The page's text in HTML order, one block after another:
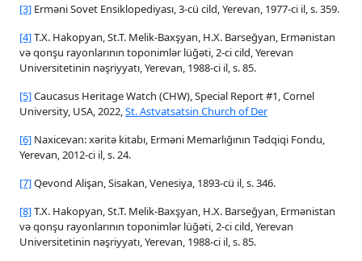
[3] Erməni Sovet Ensiklopediyası, 3-cü cild, Yerevan, 1977-ci il, s. 359.
[4]T.X. Hakopyan, St.T. Melik-Baxşyan, H.X. Barseğyan, Ermənistan
və qonşu rayonlarının toponimlər lüğəti, 2-ci cild, Yerevan
Universitetinin nəşriyyatı, Yerevan, 1988-ci il, s. 85.
[5]Caucasus Heritage Watch (CHW), Special Report #1, Cornel
University, USA, 2022,St. Astvatsatsin Church of Der
[6] Naxicevan: xəritə kitabı, Erməni Memarlığının Tədqiqi Fondu,
Yerevan, 2012-ci il, s. 24.
[7]Qevond Alişan, Sisakan, Venesiya, 1893-cü il, s. 346.
[8]T.X. Hakopyan, St.T. Melik-Baxşyan, H.X. Barseğyan, Ermənistan
və qonşu rayonlarının toponimlər lüğəti, 2-ci cild, Yerevan
Universitetinin nəşriyyatı, Yerevan, 1988-ci il, s. 85.